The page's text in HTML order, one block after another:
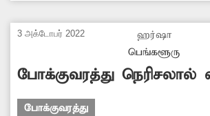
போக்குவரத்து பாதிப்பு
மாநகராட்சி அதிகாரிகள் அந்த
வாகனங்கள் நிறுத்துவதை தடுக்க
எடுக்க வேண்டும்.
3 அக்டோபர் 2022
ஹர்ஷா
பெங்களூரு
போக்குவரத்து நெரிசலால்
ஓட்டிகள் அவதி
போக்குவரத்து